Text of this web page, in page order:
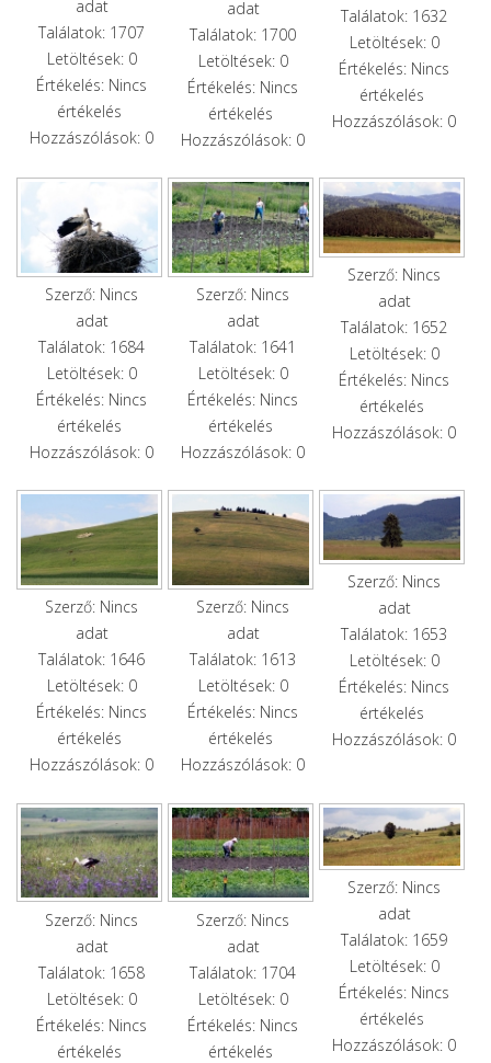
adat
Találatok: 1707
Letöltések: 0
Értékelés: Nincs
értékelés
Hozzászólások: 0
adat
Találatok: 1700
Letöltések: 0
Értékelés: Nincs
értékelés
Hozzászólások: 0
Találatok: 1632
Letöltések: 0
Értékelés: Nincs
értékelés
Hozzászólások: 0
Szerző: Nincs
adat
Találatok: 1684
Letöltések: 0
Értékelés: Nincs
értékelés
Hozzászólások: 0
Szerző: Nincs
adat
Találatok: 1641
Letöltések: 0
Értékelés: Nincs
értékelés
Hozzászólások: 0
Szerző: Nincs
adat
Találatok: 1652
Letöltések: 0
Értékelés: Nincs
értékelés
Hozzászólások: 0
Szerző: Nincs
adat
Találatok: 1646
Letöltések: 0
Értékelés: Nincs
értékelés
Hozzászólások: 0
Szerző: Nincs
adat
Találatok: 1613
Letöltések: 0
Értékelés: Nincs
értékelés
Hozzászólások: 0
Szerző: Nincs
adat
Találatok: 1653
Letöltések: 0
Értékelés: Nincs
értékelés
Hozzászólások: 0
Szerző: Nincs
adat
Találatok: 1658
Letöltések: 0
Értékelés: Nincs
értékelés
Szerző: Nincs
adat
Találatok: 1704
Letöltések: 0
Értékelés: Nincs
értékelés
Szerző: Nincs
adat
Találatok: 1659
Letöltések: 0
Értékelés: Nincs
értékelés
Hozzászólások: 0